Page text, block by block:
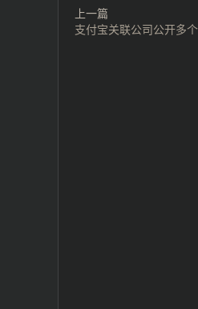
上一篇
支付宝关联公司公开多